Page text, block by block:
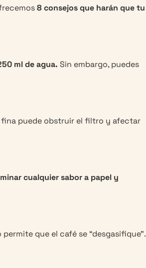
8 consejos que harán que tu
ml de agua. Sin embargo, puedes
fina puede obstruir el filtro y afectar
cualquier sabor a papel y
permite que el café se “desgasifique”.